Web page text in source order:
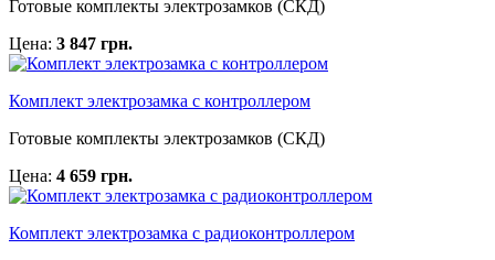
Готовые комплекты электрозамков (СКД)
Цена: 3 847 грн.
Комплект электрозамка с контроллером
Готовые комплекты электрозамков (СКД)
Цена: 4 659 грн.
Комплект электрозамка с радиоконтроллером